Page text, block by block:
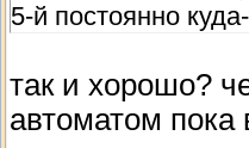
5-й постоянно
так и хорошо?
автоматом пока